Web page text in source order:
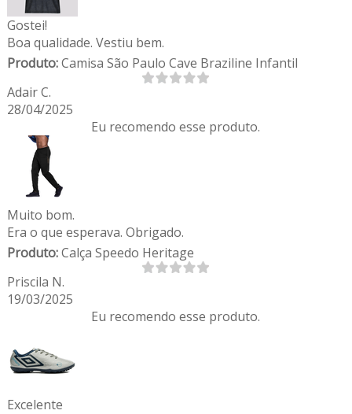
Gostei!
Boa qualidade. Vestiu bem.
Produto:Camisa São Paulo Cave Braziline Infantil
Adair C.
28/04/2025
Eu recomendo esse produto.
Muito bom.
Era o que esperava. Obrigado.
Produto:Calça Speedo Heritage
Priscila N.
19/03/2025
Eu recomendo esse produto.
Excelente